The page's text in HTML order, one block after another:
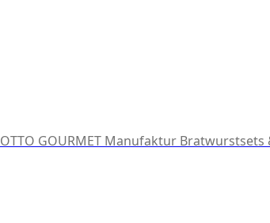
OTTO GOURMET Manufaktur Bratwurstsets